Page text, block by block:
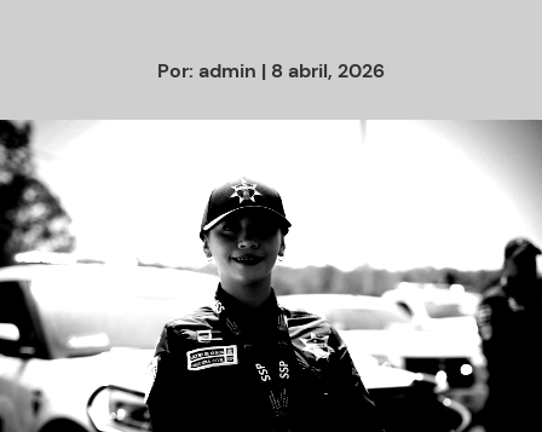
Por: admin | 8 abril, 2026